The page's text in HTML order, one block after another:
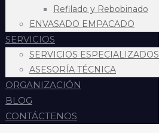
Refilado y Rebobinado
ENVASADO EMPACADO
SERVICIOS
SERVICIOS ESPECIALIZADOS
ASESORÍA TÉCNICA
ORGANIZACIÓN
BLOG
CONTÁCTENOS